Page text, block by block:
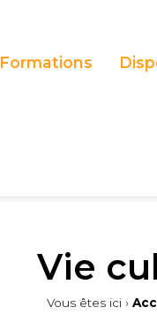
Formations
Vie
Vous êtes ici ›